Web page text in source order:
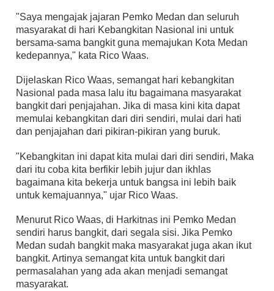
"Saya mengajak jajaran Pemko Medan dan seluruh
masyarakat di hari Kebangkitan Nasional ini untuk
bersama-sama bangkit guna memajukan Kota Medan
kedepannya," kata Rico Waas.
Dijelaskan Rico Waas, semangat hari kebangkitan
Nasional pada masa lalu itu bagaimana masyarakat
bangkit dari penjajahan. Jika di masa kini kita dapat
memulai kebangkitan dari diri sendiri, mulai dari hati
dan penjajahan dari pikiran-pikiran yang buruk.
"Kebangkitan ini dapat kita mulai dari diri sendiri, Maka
dari itu coba kita berfikir lebih jujur dan ikhlas
bagaimana kita bekerja untuk bangsa ini lebih baik
untuk kemajuannya," ujar Rico Waas.
Menurut Rico Waas, di Harkitnas ini Pemko Medan
sendiri harus bangkit, dari segala sisi. Jika Pemko
Medan sudah bangkit maka masyarakat juga akan ikut
bangkit. Artinya semangat kita untuk bangkit dari
permasalahan yang ada akan menjadi semangat
masyarakat.